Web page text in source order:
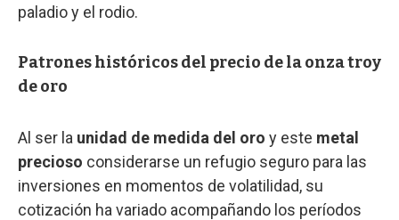
paladio y el rodio.
Patrones históricos del precio de la onza troy
de oro
Al ser la unidad de medida del oro y este metal
precioso considerarse un refugio seguro para las
inversiones en momentos de volatilidad, su
cotización ha variado acompañando los períodos